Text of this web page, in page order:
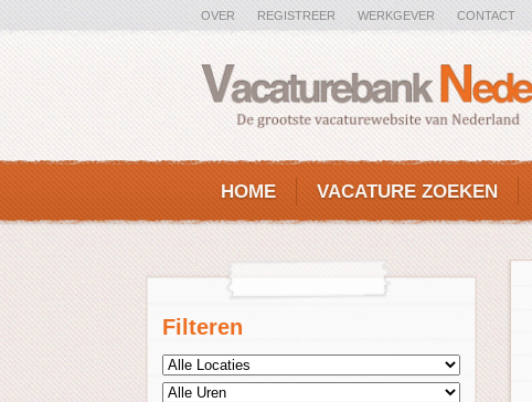
OVER REGISTREER WERKGEVER CONTACT
HOME VACATURE ZOEKEN
Filteren